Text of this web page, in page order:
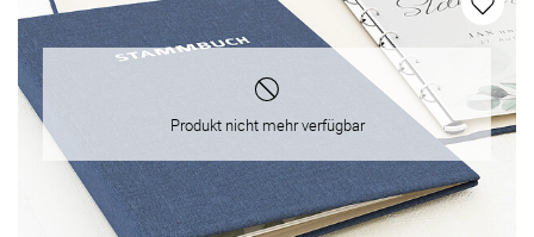
Produkt nicht mehr verfügbar